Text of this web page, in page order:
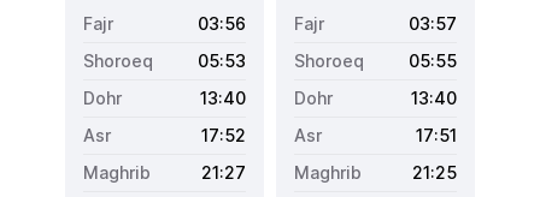
03:56
05:53
13:40
17:52
21:27
03:57
05:55
13:40
17:51
21:25